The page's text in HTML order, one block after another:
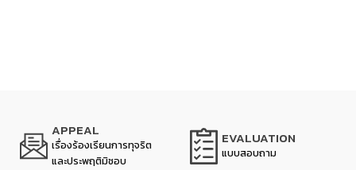
APPEAL
เรื่องร้องเรียนการทุจริต
และประพฤติมิชอบ
EVALUATION
แบบสอบถาม